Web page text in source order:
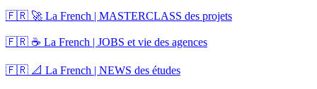
🇫🇷 🚀 La French | MASTERCLASS des projets
🇫🇷 ☕ La French | JOBS et vie des agences
🇫🇷 📐 La French | NEWS des études